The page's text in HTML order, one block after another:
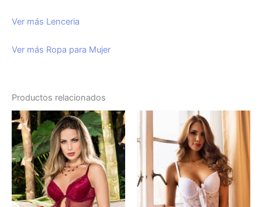
Ver más Lenceria
Ver más Ropa para Mujer
Productos relacionados